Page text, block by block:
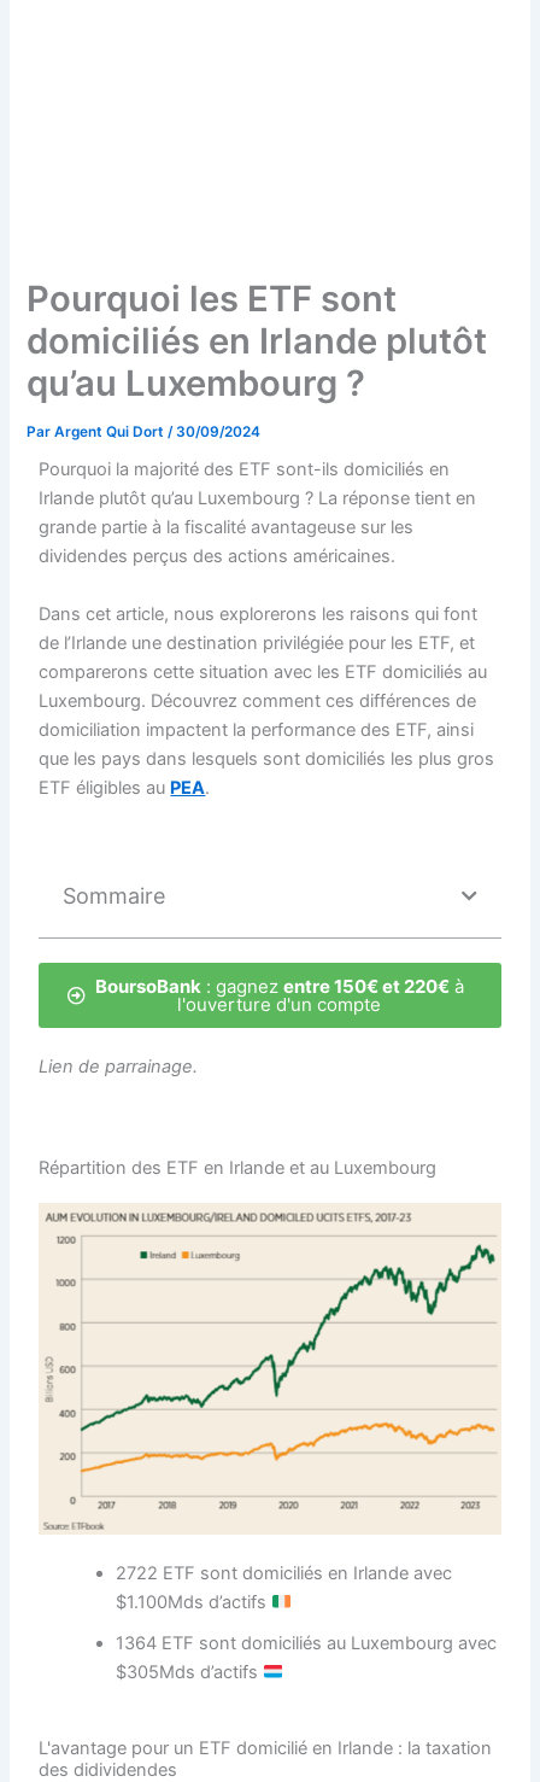
Pourquoi les ETF sont
domiciliés en Irlande plutôt
qu’au Luxembourg ?
ParArgent Qui Dort/30/09/2024
Pourquoi la majorité des ETF sont-ils domiciliés en
Irlande plutôt qu’au Luxembourg ? La réponse tient en
grande partie à la fiscalité avantageuse sur les
dividendes perçus des actions américaines.
Dans cet article, nous explorerons les raisons qui font
de l’Irlande une destination privilégiée pour les ETF, et
comparerons cette situation avec les ETF domiciliés au
Luxembourg. Découvrez comment ces différences de
domiciliation impactent la performance des ETF, ainsi
que les pays dans lesquels sont domiciliés les plus gros
ETF éligibles au PEA.
Sommaire
BoursoBank: gagnez entre 150€ et 220€à
l'ouverture d'un compte
Lien de parrainage.
Répartition des ETF en Irlande et au Luxembourg
2722 ETF sont domiciliés en Irlande avec
$1.100Mds d’actifs
1364 ETF sont domiciliés au Luxembourg avec
$305Mds d’actifs
L'avantage pour un ETF domicilié en Irlande : la taxation
des didividendes